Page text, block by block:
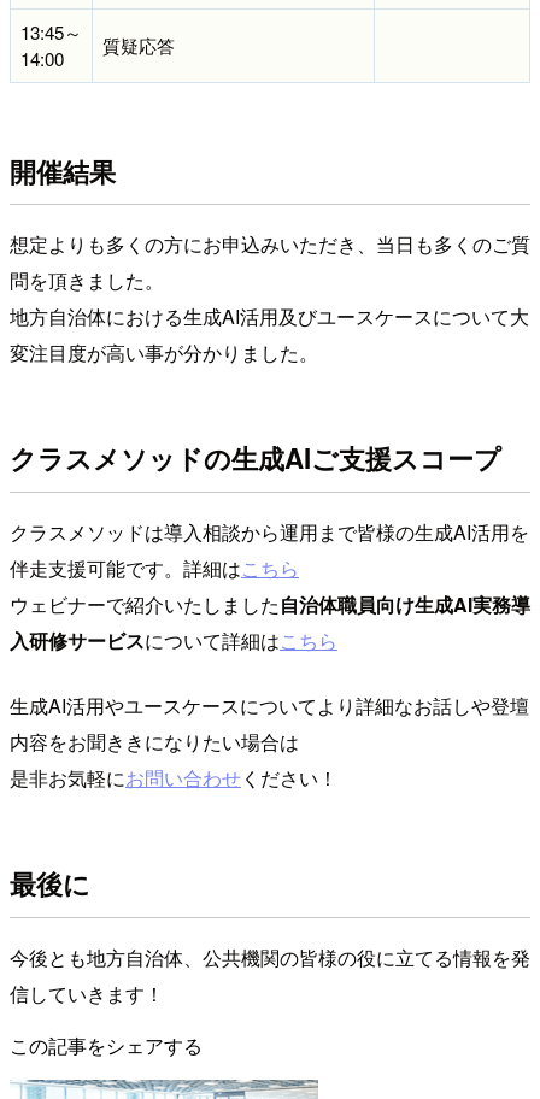
13:45～
14:00
質疑応答
開催結果
想定よりも多くの方にお申込みいただき、当日も多くのご質
問を頂きました。
地方自治体における生成AI活用及びユースケースについて大
変注目度が高い事が分かりました。
クラスメソッドの生成AIご支援スコープ
クラスメソッドは導入相談から運用まで皆様の生成AI活用を
伴走支援可能です。詳細はこちら
ウェビナーで紹介いたしました自治体職員向け生成AI実務導
入研修サービスについて詳細はこちら
生成AI活用やユースケースについてより詳細なお話しや登壇
内容をお聞ききになりたい場合は
是非お気軽にお問い合わせください！
最後に
今後とも地方自治体、公共機関の皆様の役に立てる情報を発
信していきます！
この記事をシェアする